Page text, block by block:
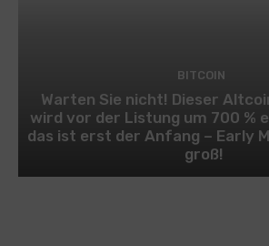
BITCOIN
Warten Sie nicht! Dieser
wird vor der Listung um 700 %
das ist erst der Anfang – Early
groß!